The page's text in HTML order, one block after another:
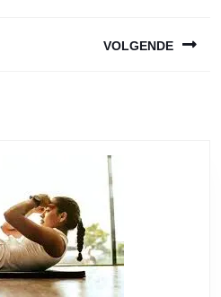
VOLGENDE